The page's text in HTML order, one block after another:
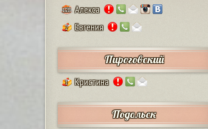
128 Алекса
2 Евгения
Пироговский
1 Кристина
Подольск